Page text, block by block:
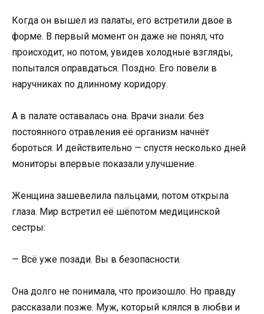
Когда он вышел из палаты, его встретили двое в
форме. В первый момент он даже не понял, что
происходит, но потом, увидев холодные взгляды,
попытался оправдаться. Поздно. Его повели в
наручниках по длинному коридору.
А в палате оставалась она. Врачи знали: без
постоянного отравления её организм начнёт
бороться. И действительно — спустя несколько дней
мониторы впервые показали улучшение.
Женщина зашевелила пальцами, потом открыла
глаза. Мир встретил её шёпотом медицинской
сестры:
— Всё уже позади. Вы в безопасности.
Она долго не понимала, что произошло. Но правду
рассказали позже. Муж, который клялся в любви и